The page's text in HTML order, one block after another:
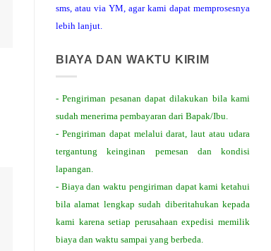
sms, atau via YM, agar kami dapat memprosesnya
lebih lanjut.
BIAYA DAN WAKTU KIRIM
- Pengiriman pesanan dapat dilakukan bila kami
sudah menerima pembayaran dari Bapak/Ibu.
- Pengiriman dapat melalui darat, laut atau udara
tergantung keinginan pemesan dan kondisi
lapangan.
- Biaya dan waktu pengiriman dapat kami ketahui
bila alamat lengkap sudah diberitahukan kepada
kami karena setiap perusahaan expedisi memilik
biaya dan waktu sampai yang berbeda.